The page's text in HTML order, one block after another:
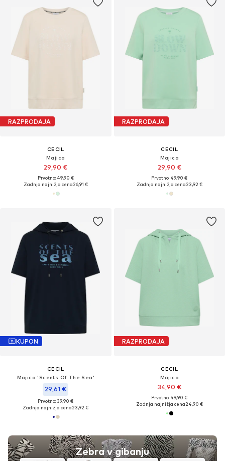
RAZPRODAJA
CECIL
Majica
29,90 €
Prvotno: 49,90 €
Zadnja najnižja cena26,91 €
RAZPRODAJA
CECIL
Majica
29,90 €
Prvotno: 49,90 €
Zadnja najnižja cena23,92 €
KUPON
CECIL
Majica 'Scents Of The Sea'
29,61 €
Prvotno: 39,90 €
Zadnja najnižja cena23,92 €
Zebra v gibanju
RAZPRODAJA
CECIL
Majica
34,90 €
Prvotno: 49,90 €
Zadnja najnižja cena24,90 €